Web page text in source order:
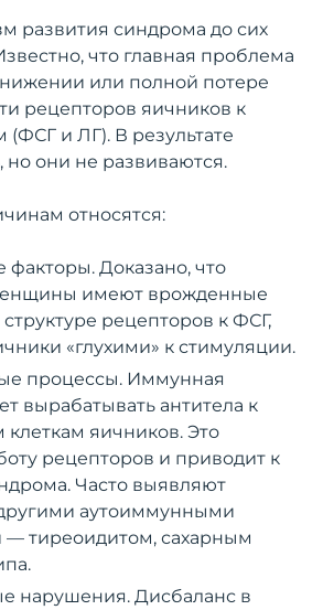
развития синдрома до сих
что главная проблема
или полной потере
рецепторов яичников к
(ФСГ и ЛГ). В результате
но они не развиваются.
относятся:
факторы. Доказано, что
имеют врожденные
рецепторов к ФСГ,
«глухими» к стимуляции.
процессы. Иммунная
вырабатывать антитела к
яичников. Это
рецепторов и приводит к
Часто выявляют
аутоиммунными
— тиреоидитом, сахарным
нарушения. Дисбаланс в